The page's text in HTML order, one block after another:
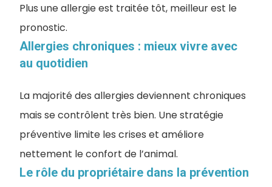
Plus une allergie est traitée tôt, meilleur est le
pronostic.
Allergies chroniques : mieux vivre avec
au quotidien
La majorité des allergies deviennent chroniques
mais se contrôlent très bien. Une stratégie
préventive limite les crises et améliore
nettement le confort de l’animal.
Le rôle du propriétaire dans la prévention